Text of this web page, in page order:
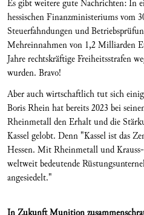
Es gibt weitere gute Nachrichten: In
hessischen Finanzministeriums vom
Steuerfahndungen und
Mehreinnahmen von 1,2 Milliarden
Jahre rechtskräftige Freiheitsstrafen
wurden. Bravo!
Aber auch wirtschaftlich tut sich
Boris Rhein hat bereits 2023 bei
Rheinmetall den Erhalt und die
Kassel gelobt. Denn "Kassel ist das
Hessen. Mit Rheinmetall und
weltweit bedeutende
angesiedelt."